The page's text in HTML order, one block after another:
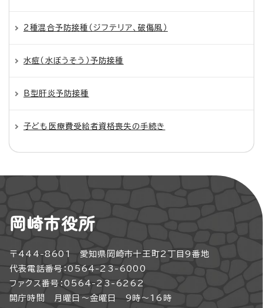
2種混合予防接種（ジフテリア、破傷風）
水痘（水ぼうそう）予防接種
B型肝炎予防接種
子ども医療費受給者資格喪失の手続き
岡崎市役所
〒444-8601 愛知県岡崎市十王町2丁目9番地
代表電話番号：0564-23-6000
ファクス番号：0564-23-6262
開庁時間 月曜日～金曜日 9時～16時